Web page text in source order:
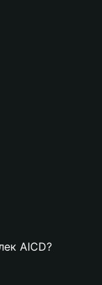
AICD?